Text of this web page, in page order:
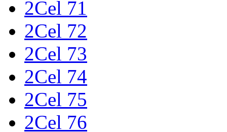
2Cel 71
2Cel 72
2Cel 73
2Cel 74
2Cel 75
2Cel 76